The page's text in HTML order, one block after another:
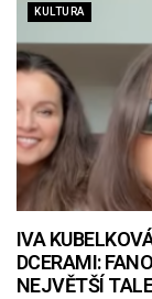
KULTURA
IVA
DCERAMI:
NEJVĚTŠÍ